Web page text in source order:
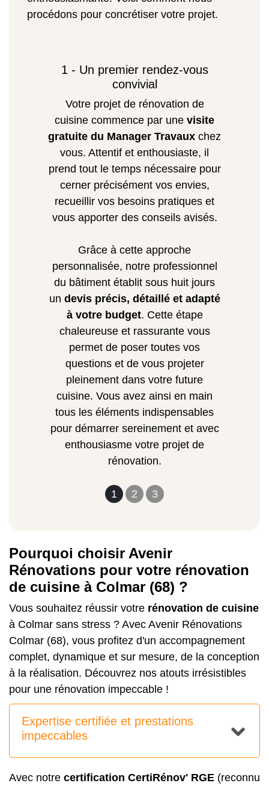
procédons pour concrétiser votre projet.
1 2 3
1 - Un premier rendez-vous
convivial
Votre projet de rénovation de
cuisine commence par une visite
gratuite du Manager Travaux chez
vous. Attentif et enthousiaste, il
prend tout le temps nécessaire pour
cerner précisément vos envies,
recueillir vos besoins pratiques et
vous apporter des conseils avisés.
Grâce à cette approche
personnalisée, notre professionnel
du bâtiment établit sous huit jours
un devis précis, détaillé et adapté
à votre budget. Cette étape
chaleureuse et rassurante vous
permet de poser toutes vos
questions et de vous projeter
pleinement dans votre future
cuisine. Vous avez ainsi en main
tous les éléments indispensables
pour démarrer sereinement et avec
enthousiasme votre projet de
rénovation.
Pourquoi choisir Avenir
Rénovations pour votre rénovation
de cuisine à Colmar (68) ?
Vous souhaitez réussir votre rénovation de cuisine
à Colmar sans stress ? Avec Avenir Rénovations
Colmar (68), vous profitez d'un accompagnement
complet, dynamique et sur mesure, de la conception
à la réalisation. Découvrez nos atouts irrésistibles
pour une rénovation impeccable !
Expertise certifiée et prestations
impeccables
Avec notre certification CertiRénov' RGE (reconnu